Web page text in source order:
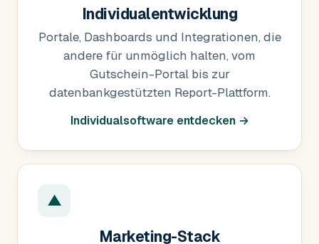
Individualentwicklung
Portale, Dashboards und Integrationen, die
andere für unmöglich halten, vom
Gutschein-Portal bis zur
datenbankgestützten Report-Plattform.
Individualsoftware entdecken →
▲
Marketing-Stack